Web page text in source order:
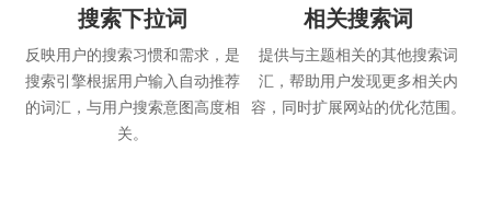
搜索下拉词
反映用户的搜索习惯和需求，是
搜索引擎根据用户输入自动推荐
的词汇，与用户搜索意图高度相
关。
相关搜索词
提供与主题相关的其他搜索词
汇，帮助用户发现更多相关内
容，同时扩展网站的优化范围。